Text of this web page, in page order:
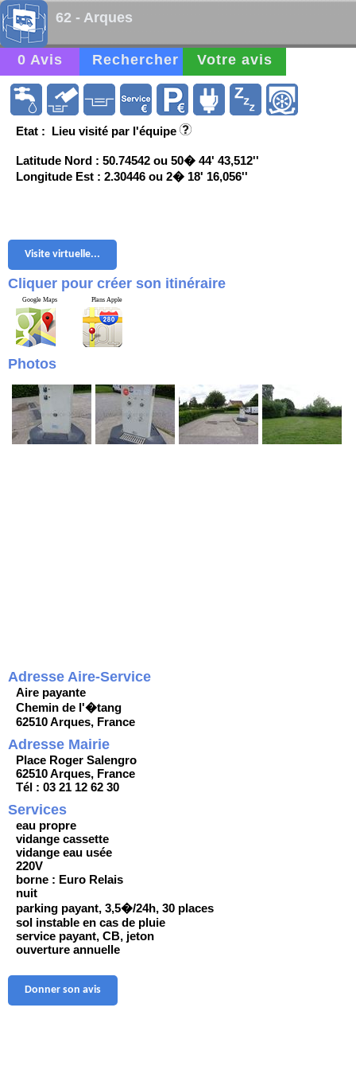
62 - Arques
0 Avis Rechercher Votre avis
Etat : Lieu visité par l'équipe
Latitude Nord : 50.74542 ou 50� 44' 43,512''
Longitude Est : 2.30446 ou 2� 18' 16,056''
Visite virtuelle...
Cliquer pour créer son itinéraire
Google Maps Plans Apple
Photos
Adresse Aire-Service
Aire payante
Chemin de l'�tang
62510 Arques, France
Adresse Mairie
Place Roger Salengro
62510 Arques, France
Tél : 03 21 12 62 30
Services
eau propre
vidange cassette
vidange eau usée
220V
borne : Euro Relais
nuit
parking payant, 3,5�/24h, 30 places
sol instable en cas de pluie
service payant, CB, jeton
ouverture annuelle
Donner son avis